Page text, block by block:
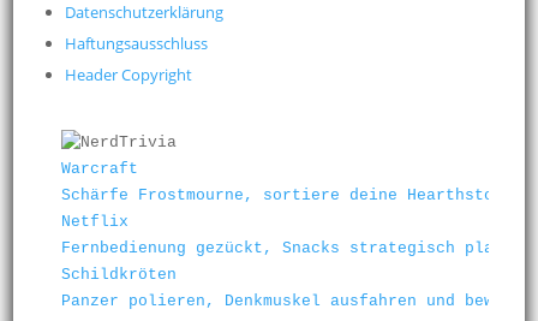
Datenschutzerklärung
Haftungsausschluss
Header Copyright
Warcraft
Schärfe Frostmourne, sortiere deine
Netflix
Fernbedienung gezückt, Snacks strategisch
Schildkröten
Panzer polieren, Denkmuskel ausfahren und